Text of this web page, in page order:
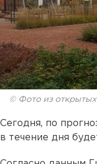
© Фото из открытых
Сегодня, по
в течение дня